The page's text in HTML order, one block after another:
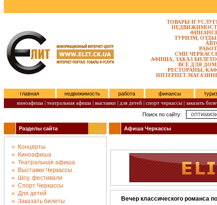
ТОВАРЫ И
ТУРИЗМ,
СМИ
АФИША, ЗАКАЗ
ВСЕ ДЛЯ
РЕСТОРАНЫ,
ИНТЕРНЕТ-
главная недвижимость работа финансы
киноафиша | театральная афиша | выставки | для детей | спорт черкассы | заказать
Поиск по сайту:
Разделы сайта
Концерты
Киноафиша
Театральная афиша
Выставки Черкассы
Шоу, фестивали
Спорт Черкассы
Для детей
Заказать билеты
Афиша Черкассы
Вечер классического романса